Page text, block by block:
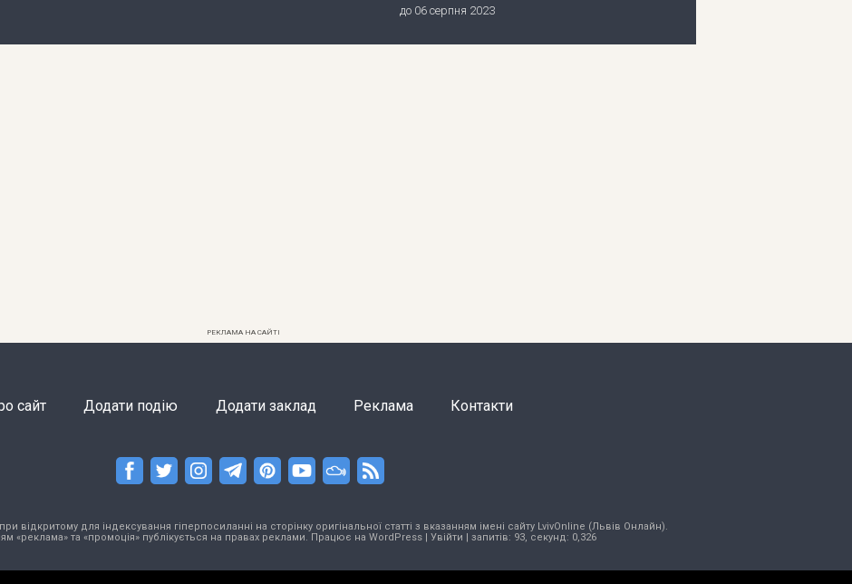
до 06 серпня 2023
РЕКЛАМА НА САЙТІ
сайт Додати подію Додати заклад Реклама Контакти
відкритому для індексування гіперпосиланні на сторінку оригінальної статті з вказанням імені сайту LvivOnline (Львів Онлайн).
«реклама» та «промоція» публікується на правах реклами. Працює на WordPress| Увійти | запитів: 93, секунд: 0,326